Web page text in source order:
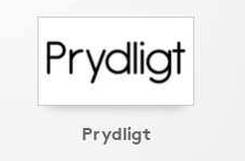
Prydligt